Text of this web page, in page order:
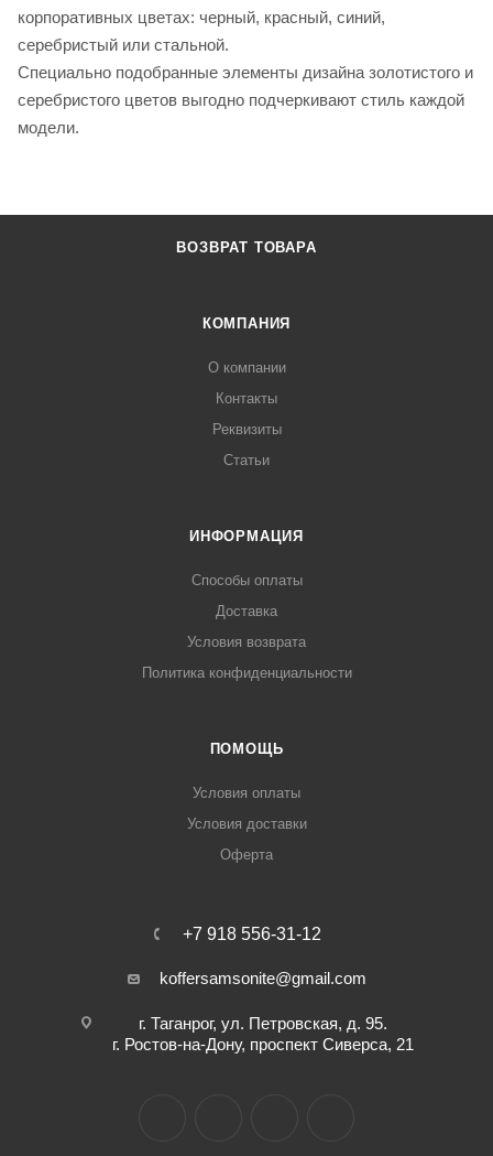
корпоративных цветах: черный, красный, синий,
серебристый или стальной.
Специально подобранные элементы дизайна золотистого и
серебристого цветов выгодно подчеркивают стиль каждой
модели.
ВОЗВРАТ ТОВАРА
КОМПАНИЯ
О компании
Контакты
Реквизиты
Статьи
ИНФОРМАЦИЯ
Способы оплаты
Доставка
Условия возврата
Политика конфиденциальности
ПОМОЩЬ
Условия оплаты
Условия доставки
Оферта
+7 918 556-31-12
koffersamsonite@gmail.com
г. Таганрог, ул. Петровская, д. 95.
г. Ростов-на-Дону, проспект Сиверса, 21